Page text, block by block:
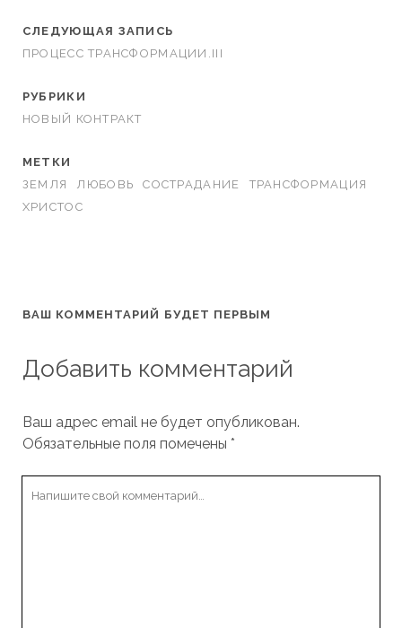
СЛЕДУЮЩАЯ ЗАПИСЬ
ПРОЦЕСС ТРАНСФОРМАЦИИ.III
РУБРИКИ
НОВЫЙ КОНТРАКТ
МЕТКИ
ЗЕМЛЯ
ЛЮБОВЬ СОСТРАДАНИЕ
ТРАНСФОРМАЦИЯ
ХРИСТОС
ВАШ КОММЕНТАРИЙ БУДЕТ ПЕРВЫМ
Добавить комментарий
Ваш адрес email не будет опубликован.
Обязательные поля помечены *